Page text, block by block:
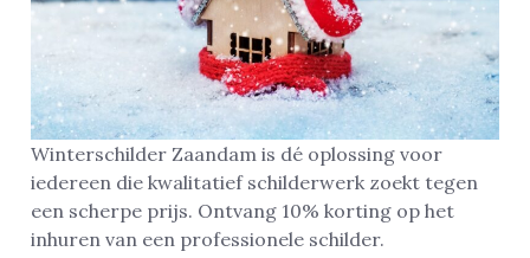
Winterschilder Zaandam is dé oplossing voor
iedereen die kwalitatief schilderwerk zoekt tegen
een scherpe prijs. Ontvang 10% korting op het
inhuren van een professionele schilder.